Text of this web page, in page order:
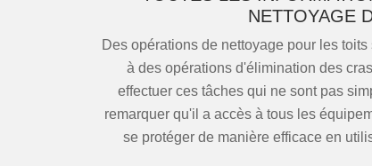
NETTOYAGE
Des opérations de nettoyage pour les
à des opérations d'élimination des
effectuer ces tâches qui ne sont pas
remarquer qu'il a accès à tous les
se protéger de manière efficace en